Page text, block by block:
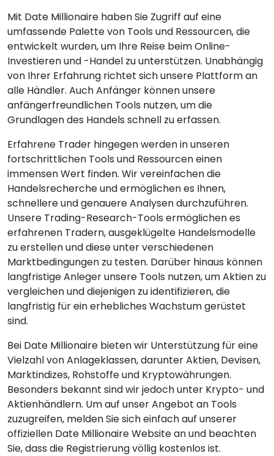
Mit Date Millionaire haben Sie Zugriff auf eine
umfassende Palette von Tools und Ressourcen, die
entwickelt wurden, um Ihre Reise beim Online-
Investieren und -Handel zu unterstützen. Unabhängig
von Ihrer Erfahrung richtet sich unsere Plattform an
alle Händler. Auch Anfänger können unsere
anfängerfreundlichen Tools nutzen, um die
Grundlagen des Handels schnell zu erfassen.
Erfahrene Trader hingegen werden in unseren
fortschrittlichen Tools und Ressourcen einen
immensen Wert finden. Wir vereinfachen die
Handelsrecherche und ermöglichen es Ihnen,
schnellere und genauere Analysen durchzuführen.
Unsere Trading-Research-Tools ermöglichen es
erfahrenen Tradern, ausgeklügelte Handelsmodelle
zu erstellen und diese unter verschiedenen
Marktbedingungen zu testen. Darüber hinaus können
langfristige Anleger unsere Tools nutzen, um Aktien zu
vergleichen und diejenigen zu identifizieren, die
langfristig für ein erhebliches Wachstum gerüstet
sind.
Bei Date Millionaire bieten wir Unterstützung für eine
Vielzahl von Anlageklassen, darunter Aktien, Devisen,
Marktindizes, Rohstoffe und Kryptowährungen.
Besonders bekannt sind wir jedoch unter Krypto- und
Aktienhändlern. Um auf unser Angebot an Tools
zuzugreifen, melden Sie sich einfach auf unserer
offiziellen Date Millionaire Website an und beachten
Sie, dass die Registrierung völlig kostenlos ist.